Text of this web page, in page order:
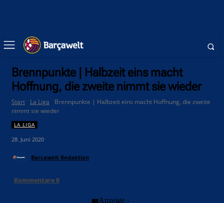
Brennpunkte | Halbzeit eins macht
Hoffnung, die zweite nimmt sie wieder
Start La Liga
Brennpunkte | Halbzeit eins macht Hoffnung, die zweite
nimmt sie wieder
LA LIGA
28. Juni 2020
Barçawelt Redaktion
Kommentare0
- Anzeige -